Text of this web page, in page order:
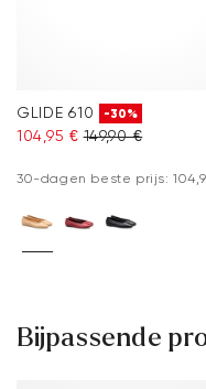
GLIDE 610 -30%
104,95 € 149,90 €
30-dagen beste prijs:
Bijpassende